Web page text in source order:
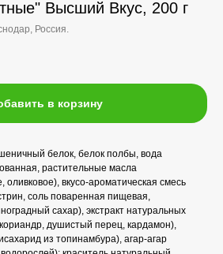
Высший Вкус, 200 г
Россия.
в корзину
белок, белок полбы, вода
растительные масла
оливковое), вкусо-ароматическая смесь
соль поваренная пищевая,
сахар), экстракт натуральных
душистый перец, кардамон),
из топинамбура), агар-агар